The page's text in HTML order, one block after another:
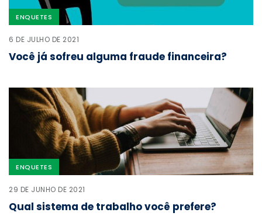
ENQUETES
6 DE JULHO DE 2021
Você já sofreu alguma fraude financeira?
ENQUETES
29 DE JUNHO DE 2021
Qual sistema de trabalho você prefere?